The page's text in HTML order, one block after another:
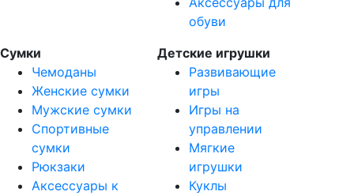
обуви
Сумки
Чемоданы
Женские сумки
Мужские сумки
Спортивные
сумки
Рюкзаки
Аксессуары к
Детские игрушки
Развивающие
игры
Игры на
управлении
Мягкие
игрушки
Куклы